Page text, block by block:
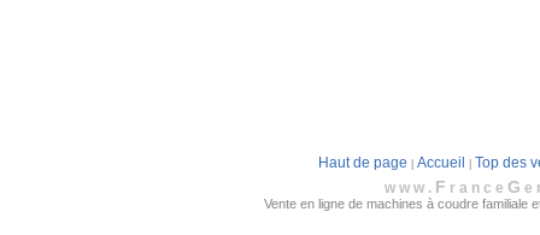
Haut de page Accueil
Top des
www. F rance G
Vente en ligne de machines à coudre familiale